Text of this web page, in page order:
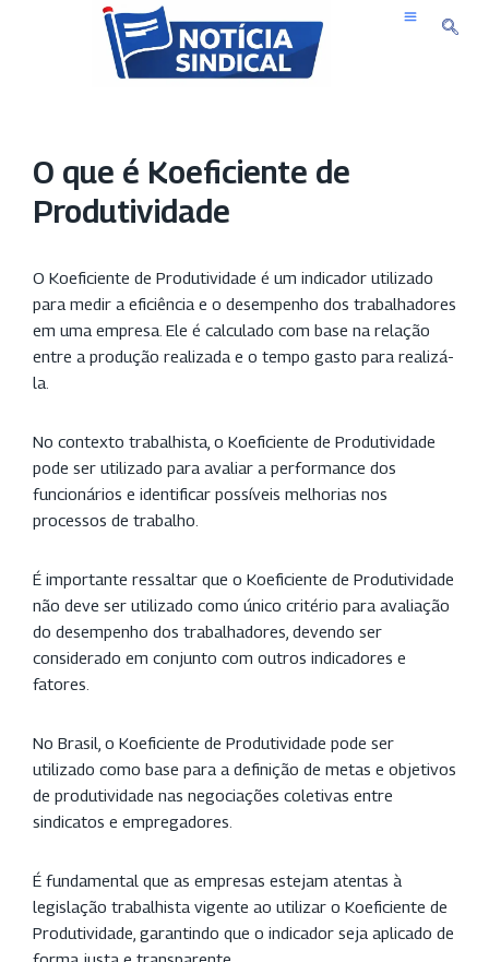
O que é Koeficiente de
Produtividade
O Koeficiente de Produtividade é um indicador utilizado
para medir a eficiência e o desempenho dos trabalhadores
em uma empresa. Ele é calculado com base na relação
entre a produção realizada e o tempo gasto para realizá-
la.
No contexto trabalhista, o Koeficiente de Produtividade
pode ser utilizado para avaliar a performance dos
funcionários e identificar possíveis melhorias nos
processos de trabalho.
É importante ressaltar que o Koeficiente de Produtividade
não deve ser utilizado como único critério para avaliação
do desempenho dos trabalhadores, devendo ser
considerado em conjunto com outros indicadores e
fatores.
No Brasil, o Koeficiente de Produtividade pode ser
utilizado como base para a definição de metas e objetivos
de produtividade nas negociações coletivas entre
sindicatos e empregadores.
É fundamental que as empresas estejam atentas à
legislação trabalhista vigente ao utilizar o Koeficiente de
Produtividade, garantindo que o indicador seja aplicado de